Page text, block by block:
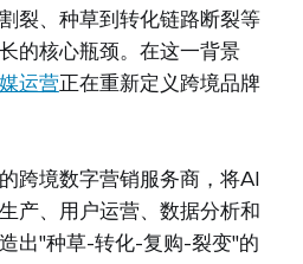
裂、种草到转化链路断裂等
的核心瓶颈。在这一背景
运营正在重新定义跨境品牌
跨境数字营销服务商，将AI
产、用户运营、数据分析和
出"种草-转化-复购-裂变"的